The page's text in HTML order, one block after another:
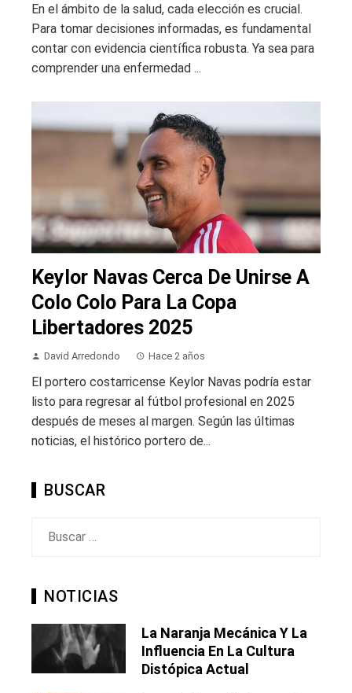
En el ámbito de la salud, cada elección es crucial.
Para tomar decisiones informadas, es fundamental
contar con evidencia científica robusta. Ya sea para
comprender una enfermedad ...
Keylor Navas Cerca De Unirse A
Colo Colo Para La Copa
Libertadores 2025
David Arredondo Hace 2 años
El portero costarricense Keylor Navas podría estar
listo para regresar al fútbol profesional en 2025
después de meses al margen. Según las últimas
noticias, el histórico portero de...
BUSCAR
NOTICIAS
La Naranja Mecánica Y La
Influencia En La Cultura
Distópica Actual